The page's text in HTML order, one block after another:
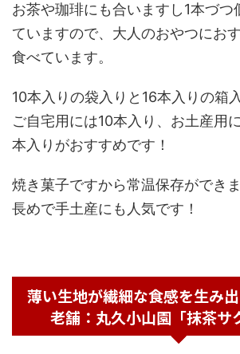
お茶や珈琲にも合いますし1本づつ
ていますので、大人のおやつにお
食べています。
10本入りの袋入りと16本入りの箱
ご自宅用には10本入り、お土産用
本入りがおすすめです！
焼き菓子ですから常温保存ができ
長めで手土産にも人気です！
薄い生地が繊細な食感を生み
老舗：丸久小山園「抹茶サ